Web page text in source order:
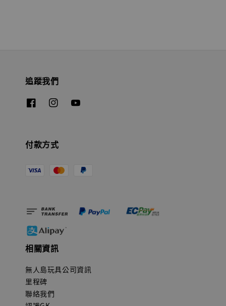
追蹤我們
付款方式
相關資訊
無人島玩具公司資訊
里程碑
聯絡我們